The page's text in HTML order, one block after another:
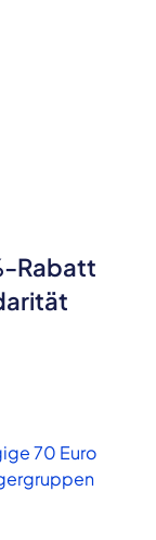
Rabatt